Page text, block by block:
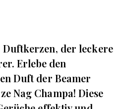
Duftkerzen, der leckere
Erlebe den
Duft der Beamer
Nag Champa! Diese